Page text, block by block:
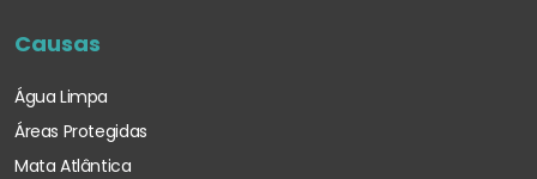
Causas
Água Limpa
Áreas Protegidas
Mata Atlântica